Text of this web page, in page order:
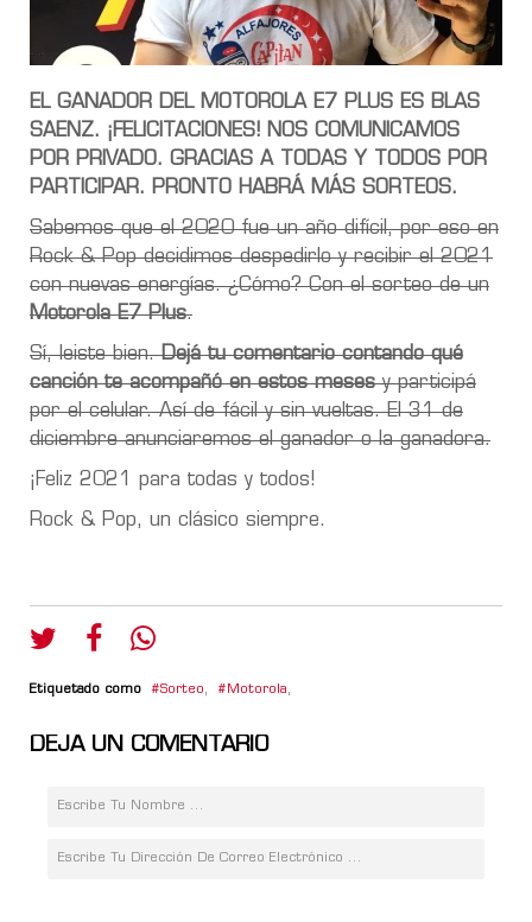
EL GANADOR DEL MOTOROLA E7 PLUS ES BLAS
SAENZ. ¡FELICITACIONES! NOS COMUNICAMOS
POR PRIVADO. GRACIAS A TODAS Y TODOS POR
PARTICIPAR. PRONTO HABRÁ MÁS SORTEOS.
Sabemos que el 2020 fue un año difícil, por eso en
Rock & Pop decidimos despedirlo y recibir el 2021
con nuevas energías. ¿Cómo? Con el sorteo de un
Motorola E7 Plus.
Sí, leiste bien.Dejá tu comentario contando qué
canción te acompañó en estos mesesy participá
por el celular. Así de fácil y sin vueltas. El 31 de
diciembre anunciaremos el ganador o la ganadora.
¡Feliz 2021 para todas y todos!
Rock & Pop, un clásico siempre.
Etiquetado como Sorteo, Motorola,
DEJA UN COMENTARIO